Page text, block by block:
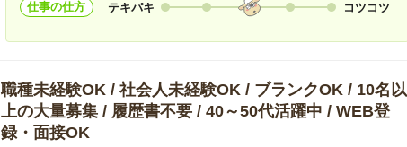
仕事の仕方 テキパキ コツコツ
職種未経験OK / 社会人未経験OK / ブランクOK / 10名以
上の大量募集 / 履歴書不要 / 40～50代活躍中 / WEB登
録・面接OK